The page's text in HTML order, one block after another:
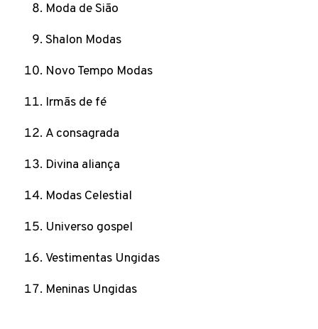
Moda de Sião
Shalon Modas
Novo Tempo Modas
Irmãs de fé
A consagrada
Divina aliança
Modas Celestial
Universo gospel
Vestimentas Ungidas
Meninas Ungidas